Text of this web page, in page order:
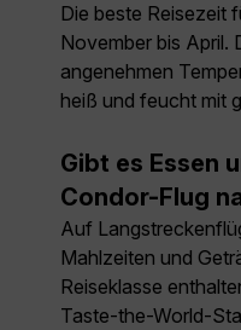
Die beste Reisezeit
November bis April.
angenehmen
heiß und feucht mit
Gibt es Essen
Condor-Flug
Auf
Mahlzeiten und
Reiseklasse
Taste-the-World-